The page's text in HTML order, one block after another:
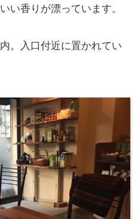
い香りが漂っています。
。入口付近に置かれてい